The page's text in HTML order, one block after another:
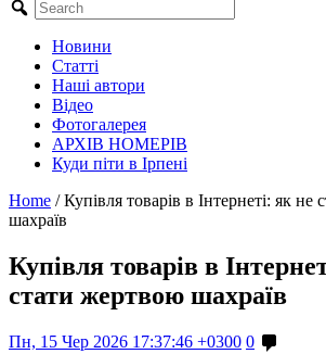
Новини
Статті
Наші автори
Відео
Фотогалерея
АРХІВ НОМЕРІВ
Куди піти в Ірпені
Home / Купівля товарів в Інтернеті: як не
шахраїв
Купівля товарів в
стати жертвою шахраїв
Пн, 15 Чер 2026 17:37:46 +0300 0